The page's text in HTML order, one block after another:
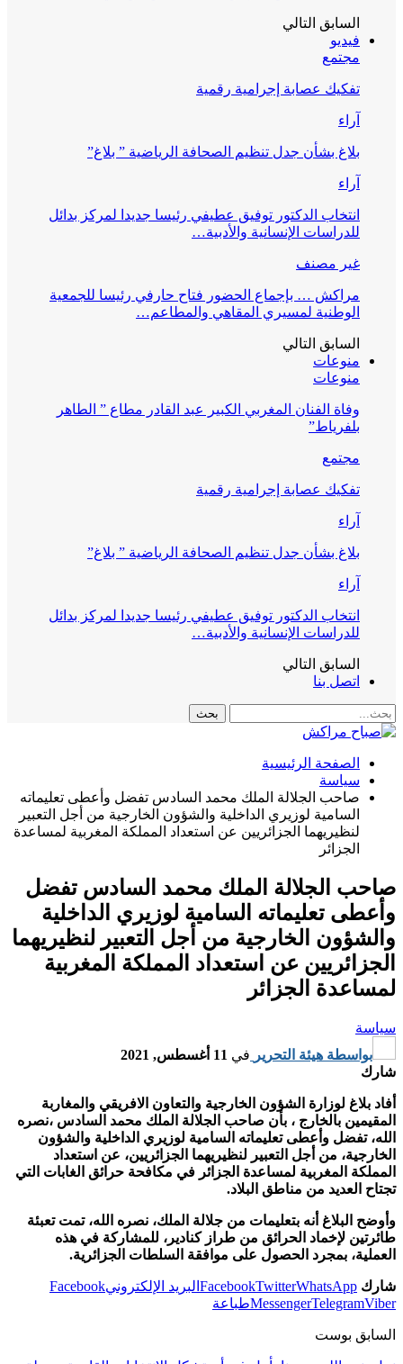
السابق التالي
فيديو
مجتمع
تفكيك عصابة إجرامية رقمية
آراء
بلاغ بشأن جدل تنظيم الصحافة الرياضية ” بلاغ”
آراء
انتخاب الدكتور توفيق عطيفي رئيسا جديدا لمركز بدائل
للدراسات الإنسانية والأدبية…
غير مصنف
مراكش … بإجماع الحضور فتاح حارفي رئيسا للجمعية
الوطنية لمسيري المقاهي والمطاعم…
السابق التالي
منوعات
منوعات
وفاة الفنان المغربي الكبير عبد القادر مطاع ” الطاهر
بلفرياط”
مجتمع
تفكيك عصابة إجرامية رقمية
آراء
بلاغ بشأن جدل تنظيم الصحافة الرياضية ” بلاغ”
آراء
انتخاب الدكتور توفيق عطيفي رئيسا جديدا لمركز بدائل
للدراسات الإنسانية والأدبية…
السابق التالي
اتصل بنا
الصفحة الرئيسية
سياسة
صاحب الجلالة الملك محمد السادس تفضل وأعطى تعليماته
السامية لوزيري الداخلية والشؤون الخارجية من أجل التعبير
لنظيريهما الجزائريين عن استعداد المملكة المغربية لمساعدة
الجزائر
صاحب الجلالة الملك محمد السادس تفضل
وأعطى تعليماته السامية لوزيري الداخلية
والشؤون الخارجية من أجل التعبير لنظيريهما
الجزائريين عن استعداد المملكة المغربية
لمساعدة الجزائر
سياسة
بواسطة هيئة التحرير في 11 أغسطس, 2021
شارك
أفاد بلاغ لوزارة الشؤون الخارجية والتعاون الافريقي والمغاربة
المقيمين بالخارج ، بأن صاحب الجلالة الملك محمد السادس ،نصره
الله، تفضل وأعطى تعليماته السامية لوزيري الداخلية والشؤون
الخارجية، من أجل التعبير لنظيريهما الجزائريين، عن استعداد
المملكة المغربية لمساعدة الجزائر في مكافحة حرائق الغابات التي
تجتاح العديد من مناطق البلاد.
وأوضح البلاغ أنه بتعليمات من جلالة الملك، نصره الله، تمت تعبئة
طائرتين لإخماد الحرائق من طراز كنادير، للمشاركة في هذه
العملية، بمجرد الحصول على موافقة السلطات الجزائرية.
شارك FacebookTwitterWhatsApp البريد الإلكترونيFacebook
MessengerTelegramViber طباعة
السابق بوست